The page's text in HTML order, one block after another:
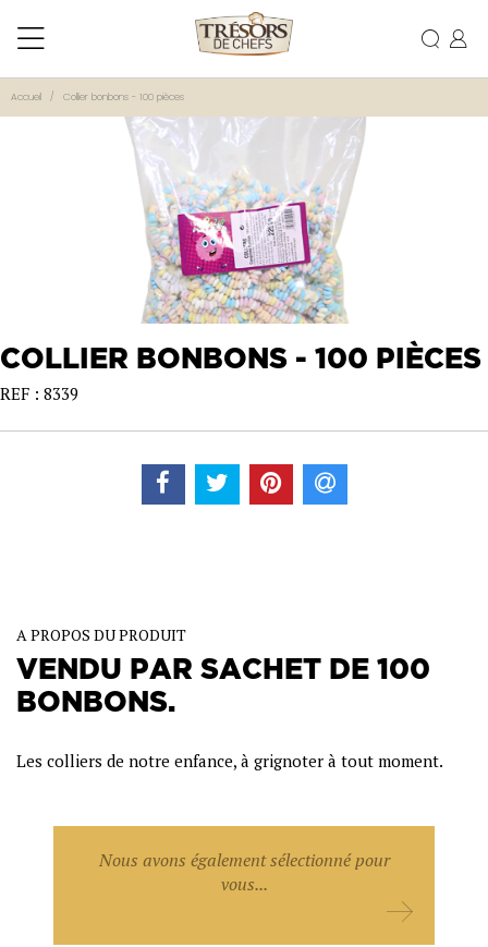
Accueil Collier bonbons - 100 pièces
COLLIER BONBONS - 100 PIÈCES
REF : 8339
A PROPOS DU PRODUIT
VENDU PAR SACHET DE 100
BONBONS.
Les colliers de notre enfance, à grignoter à tout moment.
Nous avons également sélectionné pour
vous...